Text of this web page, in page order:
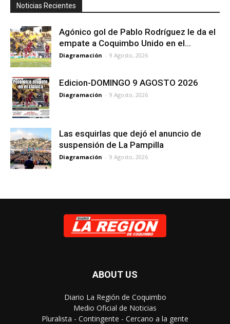
Noticias Recientes
Agónico gol de Pablo Rodríguez le da el
empate a Coquimbo Unido en el...
Diagramación - 9 Agosto, 2026
Edicion-DOMINGO 9 AGOSTO 2026
Diagramación - 9 Agosto, 2026
Las esquirlas que dejó el anuncio de
suspensión de La Pampilla
Diagramación - 9 Agosto, 2026
ABOUT US
Diario La Región de Coquimbo
Medio Oficial de Noticias
Pluralista - Contingente - Cercano a la gente